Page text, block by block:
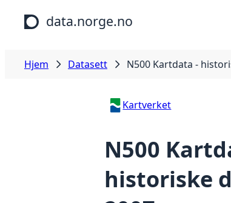
Hopp til hovedinnhold
data.norge.no
Hjem Datasett N500 Kartdata -
Kartverket
N500
historiske